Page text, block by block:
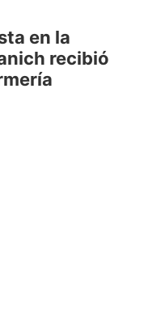
en la
recibió